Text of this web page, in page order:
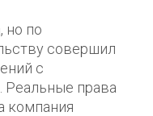
но по
совершил
с
Реальные права
компания